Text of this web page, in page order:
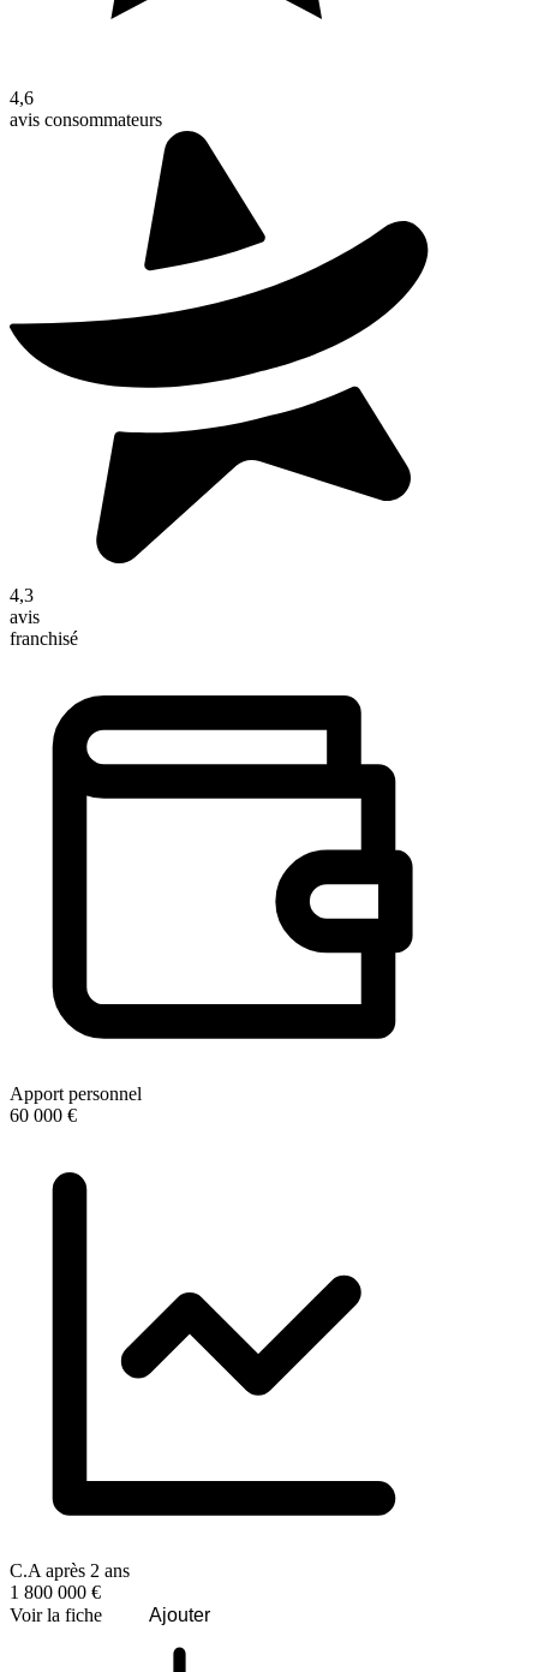
4,6
avis consommateurs
4,3
avis
franchisé
Apport personnel
60 000 €
C.A après 2 ans
1 800 000 €
Voir la fiche
Ajouter